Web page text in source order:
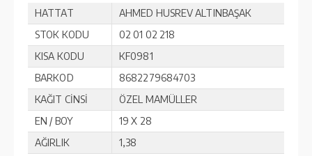
HATTAT
AHMED HUSREV ALTINBAŞAK
STOK KODU
02 01 02 218
KISA KODU
KF0981
BARKOD
8682279684703
KAĞIT CİNSİ
ÖZEL MAMÜLLER
EN / BOY
19 X 28
AĞIRLIK
1,38